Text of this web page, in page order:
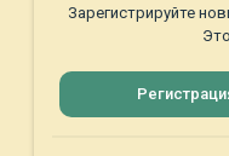
Зарегистрируйте